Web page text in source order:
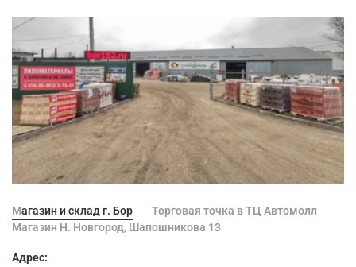
Магазин и склад г. Бор
Торговая точка в ТЦ Автомолл
Магазин Н. Новгород, Шапошникова 13
Адрес: